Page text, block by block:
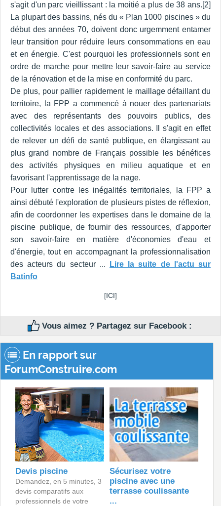
s'agit d'un parc vieillissant : la moitié a plus de 38 ans.[2]
La plupart des bassins, nés du « Plan 1000 piscines » du
début des années 70, doivent donc urgemment entamer
leur transition pour réduire leurs consommations en eau
et en énergie. C'est pourquoi les professionnels sont en
ordre de marche pour mettre leur savoir-faire au service
de la rénovation et de la mise en conformité du parc.
De plus, pour pallier rapidement le maillage défaillant du
territoire, la FPP a commencé à nouer des partenariats
avec des représentants des pouvoirs publics, des
collectivités locales et des associations. Il s'agit en effet
de relever un défi de santé publique, en élargissant au
plus grand nombre de Français possible les bénéfices
des activités physiques en milieu aquatique et en
favorisant l'apprentissage de la nage.
Pour lutter contre les inégalités territoriales, la FPP a
ainsi débuté l'exploration de plusieurs pistes de réflexion,
afin de coordonner les expertises dans le domaine de la
piscine publique, de fournir des ressources, d'apporter
son savoir-faire en matière d'économies d'eau et
d'énergie, tout en accompagnant la professionnalisation
des acteurs du secteur ...
Lire la suite de l'actu sur
Batinfo
[ICI]
Vous aimez ? Partagez sur Facebook :
En rapport sur
ForumConstruire.com
Devis piscine
Demandez, en 5 minutes, 3
devis comparatifs aux
professionnels de votre
Sécurisez votre
piscine avec une
terrasse coulissante
...